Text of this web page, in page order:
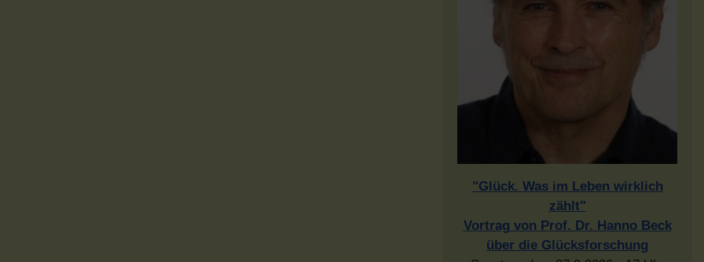
"Glück. Was im Leben wirklich
zählt"
Vortrag von Prof. Dr. Hanno Beck
über die Glücksforschung